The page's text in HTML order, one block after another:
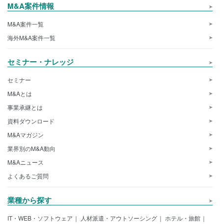
M&A案件情報
M&A案件一覧
海外M&A案件一覧
セミナー・ナレッジ
セミナー
M&Aとは
事業承継とは
資料ダウンロード
M&Aマガジン
業界別のM&A動向
M&Aニュース
よくあるご質問
業種から探す
IT・WEB・ソフトウェア 人材派遣・アウトソーシング
ホテル・旅館